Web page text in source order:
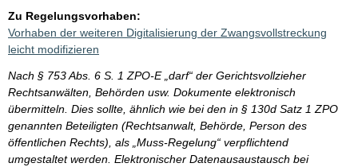
Zu Regelungsvorhaben:
Vorhaben der weiteren Digitalisierung der Zwangsvollstreckung
leicht modifizieren
Nach § 753 Abs. 6 S. 1 ZPO-E „darf“ der Gerichtsvollzieher
Rechtsanwälten, Behörden usw. Dokumente elektronisch
übermitteln. Dies sollte, ähnlich wie bei den in § 130d Satz 1 ZPO
genannten Beteiligten (Rechtsanwalt, Behörde, Person des
öffentlichen Rechts), als „Muss-Regelung“ verpflichtend
umgestaltet werden. Elektronischer Datenausaustausch bei